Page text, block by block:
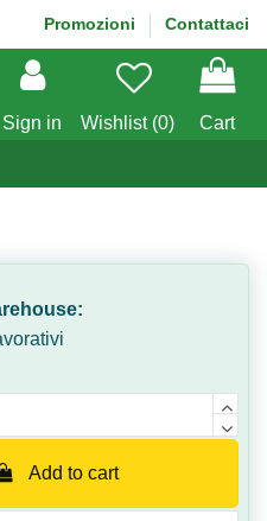
Promozioni Contattaci
Sign in Wishlist (0) Cart
Add to cart